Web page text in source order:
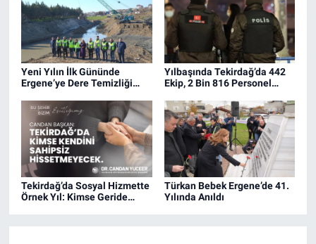
Yeni Yılın İlk Gününde
Ergene’ye Dere Temizliği
Yılbaşında Tekirdağ’da 442
Ekip, 2 Bin 816 Personel
Tekirdağ’da Sosyal Hizmette
Örnek Yıl: Kimse Geride
Türkan Bebek Ergene’de 41.
Yılında Anıldı